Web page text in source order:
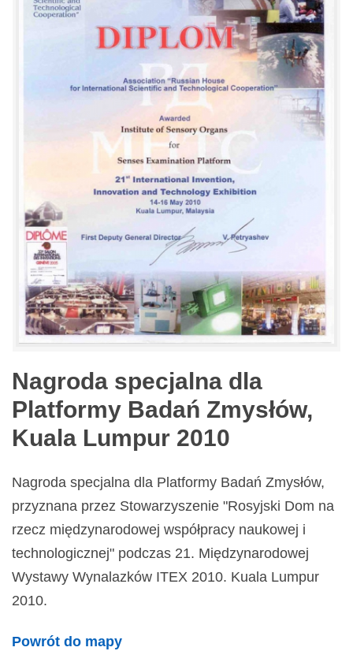
Nagroda specjalna dla
Platformy Badań Zmysłów,
Kuala Lumpur 2010
Nagroda specjalna dla Platformy Badań Zmysłów,
przyznana przez Stowarzyszenie "Rosyjski Dom na
rzecz międzynarodowej współpracy naukowej i
technologicznej" podczas 21. Międzynarodowej
Wystawy Wynalazków ITEX 2010. Kuala Lumpur
2010.
Powrót do mapy